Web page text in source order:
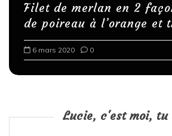
Filet de merlan en 2
de poireau à l’orange et
6 mars 2020 0
Lucie, c'est moi, tu